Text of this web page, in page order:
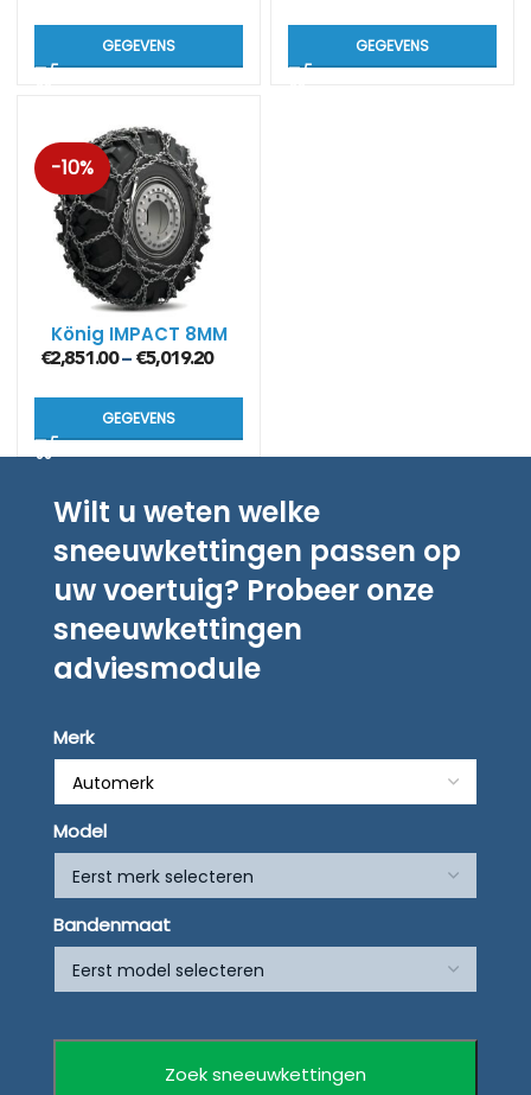
GEGEVENS GEGEVENS
-10%
König IMPACT 8MM
€2,851.00– €5,019.20
GEGEVENS
Wilt u weten welke
sneeuwkettingen passen op
uw voertuig? Probeer onze
sneeuwkettingen
adviesmodule
Merk
Model
Bandenmaat